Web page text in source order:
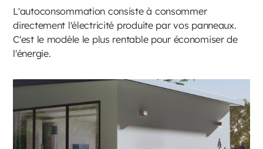
L'autoconsommation consiste à consommer
directement l'électricité produite par vos panneaux.
C'est le modèle le plus rentable pour économiser de
l'énergie.